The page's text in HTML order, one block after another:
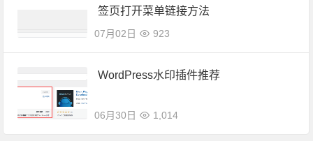
签页打开菜单链接方法
07月02日 923
WordPress水印插件推荐
06月30日 1,014